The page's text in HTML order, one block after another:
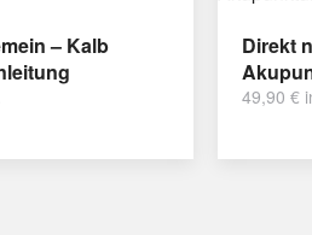
– Kalb
Direkt
49,90 €